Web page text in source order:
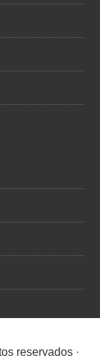
reservados ·